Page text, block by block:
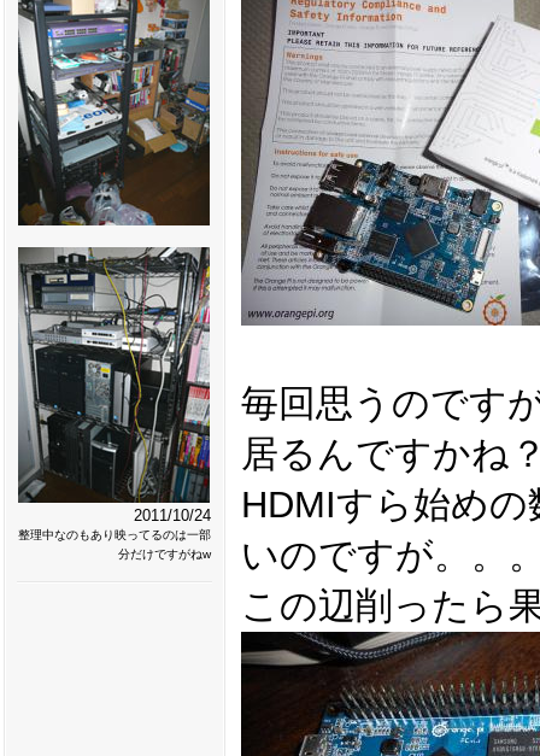
2011/10/24
整理中なのもあり映ってるのは一部
分だけですがねw
毎回思うのです
居るんですかね
HDMIすら始め
いのですが。。
この辺削ったら